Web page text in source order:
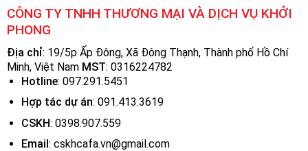
CÔNG TY TNHH THƯƠNG MẠI VÀ DỊCH VỤ KHỞI
PHONG
Địa chỉ: 19/5p Ấp Đông, Xã Đông Thạnh, Thành phố Hồ Chí
Minh, Việt Nam MST: 0316224782
Hotline: 097.291.5451
Hợp tác dự án: 091.413.3619
CSKH: 0398.907.559
Email : cskhcafa.vn@gmail.com